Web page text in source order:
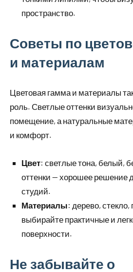
пространство.
Советы по
и материалам
Цветовая гамма и материалы
роль. Светлые оттенки
помещение, а натуральные
и комфорт.
Цвет: светлые тона, белый,
оттенки — хорошее решение
студий.
Материалы: дерево, стекло,
выбирайте практичные и
поверхности.
Не забывайте о